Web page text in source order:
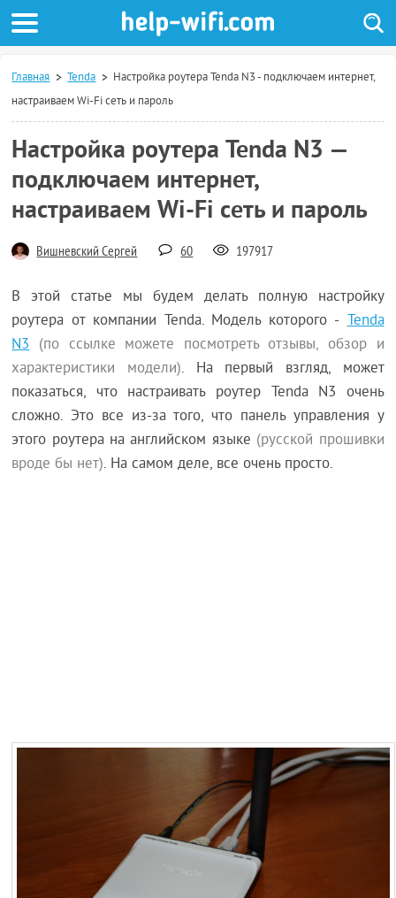
Главная Tenda
Настройка роутера Tenda N3 - подключаем интернет,
настраиваем Wi-Fі сеть и пароль
Настройка роутера Tenda N3 —
подключаем интернет,
настраиваем Wi-Fі сеть и пароль
Вишневский Сергей 60 197917
В этой статье мы будем делать полную настройку
роутера от компании Tenda. Модель которого -Tenda
N3 (по ссылке можете посмотреть отзывы, обзор и
характеристики модели). На первый взгляд, может
показаться, что настраивать роутер Tenda N3 очень
сложно. Это все из-за того, что панель управления у
этого роутера на английском языке (русской прошивки
вроде бы нет). На самом деле, все очень просто.